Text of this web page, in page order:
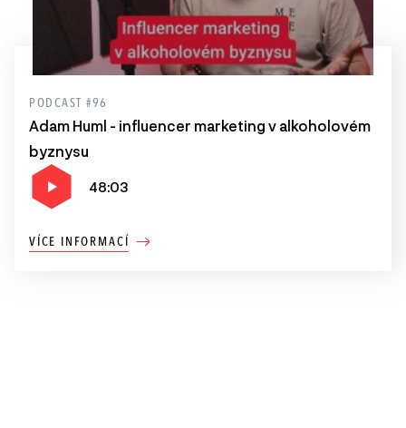
PODCAST #96
Adam Huml - influencer marketing v alkoholovém
byznysu
48:03
VÍCE INFORMACÍ